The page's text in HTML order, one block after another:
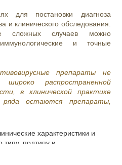
для постановки диагноза
и клинического обследования.
сложных случаев можно
и точные
препараты не
широко распространенной
в клинической практике
ряда остаются препараты,
характеристики и
типу, подтипу и
обзор литературы.